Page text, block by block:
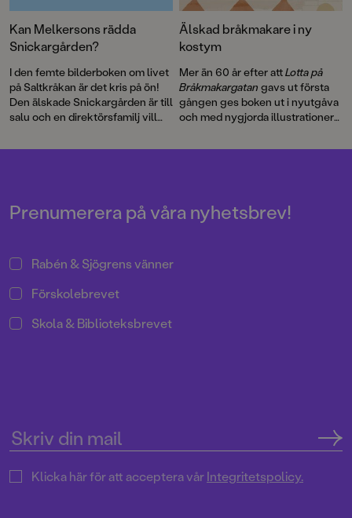
Kan Melkersons rädda
Snickargården?
I den femte bilderboken om livet
på Saltkråkan är det kris på ön!
Den älskade Snickargården är till
salu och en direktörsfamilj vill
bygga en bungalow …
berättelse.
Älskad bråkmakare i ny
kostym
Mer än 60 år efter attLotta på
Bråkmakargatan gavs ut första
gången ges boken ut i nyutgåva
och med nygjorda illustrationer
Prenumerera på våra nyhetsbrev!
Rabén & Sjögrens vänner
Förskolebrevet
Skola & Biblioteksbrevet
Klicka här för att acceptera vårIntegritetspolicy.